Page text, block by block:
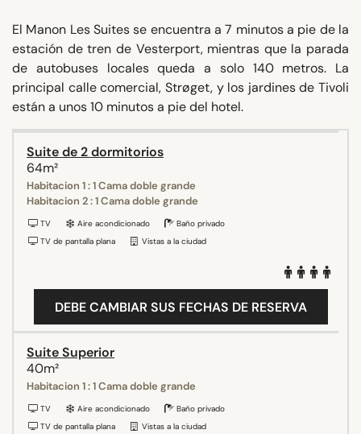
El Manon Les Suites se encuentra a 7 minutos a pie de la
estación de tren de Vesterport, mientras que la parada
de autobuses locales queda a solo 140 metros. La
principal calle comercial, Strøget, y los jardines de Tivoli
están a unos 10 minutos a pie del hotel.
Suite de 2 dormitorios
64m²
Habitacion 1 : 1 Cama doble grande
Habitacion 2 : 1 Cama doble grande
TV Aire acondicionado
Baño privado
TV de pantalla plana
Vistas a la ciudad
DEBE CAMBIAR SUS FECHAS DE RESERVA
Suite Superior
40m²
Habitacion 1 : 1 Cama doble grande
TV Aire acondicionado
Baño privado
TV de pantalla plana
Vistas a la ciudad